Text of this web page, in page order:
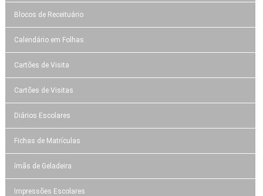
Blocos de Receituário
Calendário em Folhas
Cartões de Visita
Cartões de Visitas
Diários Escolares
Fichas de Matrículas
ímãs de Geladeira
Impressões Escolares